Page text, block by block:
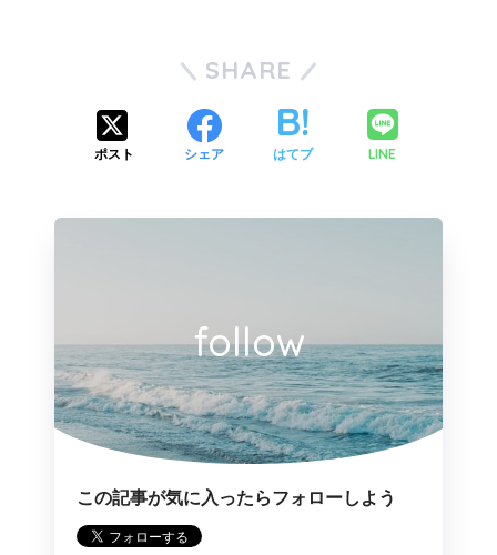
SHARE
ポスト シェア はてブ LINE
follow
この記事が気に入ったらフォローしよう